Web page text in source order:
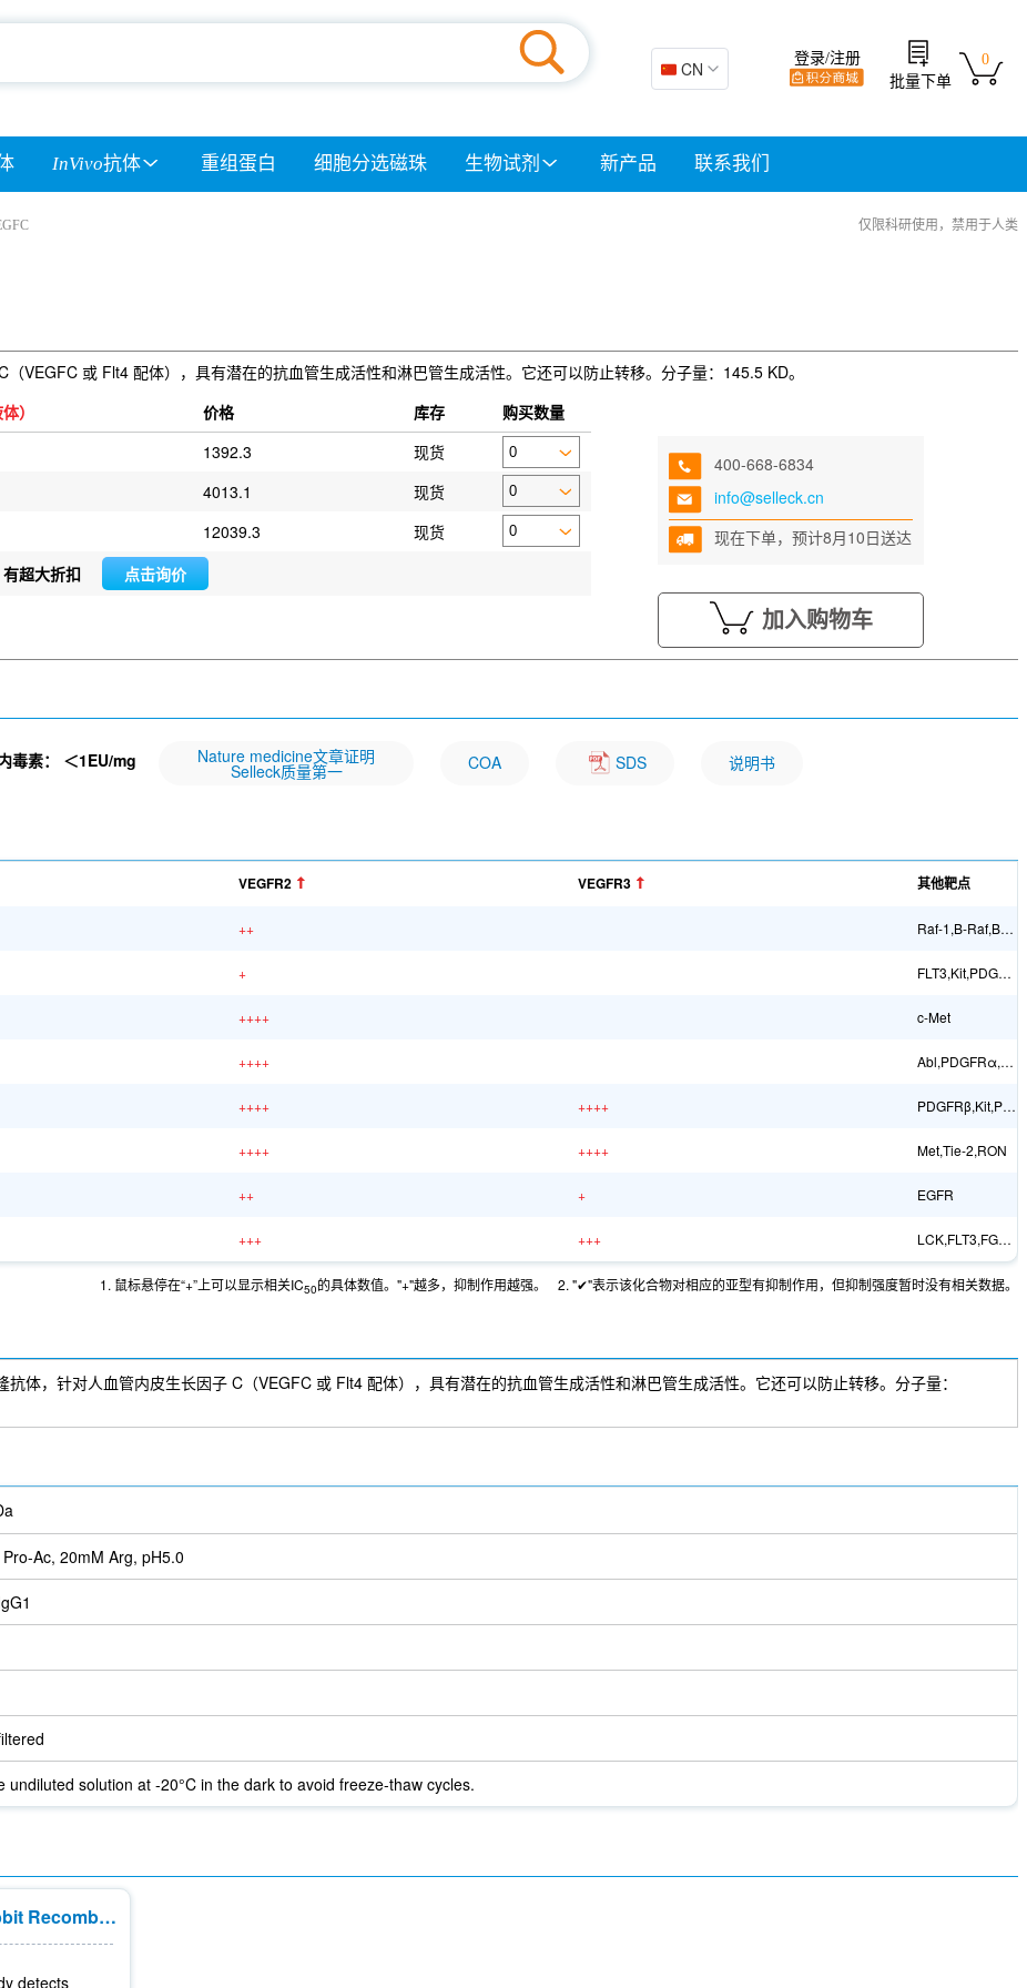
🇨🇳 CN
0
批量下单
登录/注册
InVivo抗体 重组蛋白 细胞分选磁珠 生物试剂 新产品 联系我们
仅限科研使用，禁用于人类
VEGFC 或 Flt4 配体），具有潜在的抗血管生成活性和淋巴管生成活性。它还可以防止转移。分子量：145.5 KD。
） 价格 库存
购买数量
1392.3
现货
4013.1
现货
12039.3
现货
有超大折扣 点击询价
400-668-6834
info@selleck.cn
现在下单，预计8月10日送达
加入购物车
毒素： ＜1EU/mg Nature medicine文章证明
Selleck质量第一 COA SDS 说明书
VEGFR2 VEGFR3 其他靶点
++ Raf-1,B-Raf,B-Raf (V599E)
+ FLT3,Kit,PDGFRβ
++++ c-Met
++++ Abl,PDGFRα,FGFR1
++++ ++++ PDGFRβ,Kit,PDGFRα
++++ ++++ Met,Tie-2,RON
++ + EGFR
+++ +++ LCK,FLT3,FGFR2
1. 鼠标悬停在“+”上可以显示相关IC50的具体数值。"+"越多，抑制作用越强。 2. "✔"表示该化合物对相应的亚型有抑制作用，但抑制强度暂时没有相关数据。
体，针对人血管内皮生长因子 C（VEGFC 或 Flt4 配体），具有潜在的抗血管生成活性和淋巴管生成活性。它还可以防止转移。分子量：
Ac, 20mM Arg, pH5.0
undiluted solution at -20°C in the dark to avoid freeze-thaw cycles.
MEK3/MEK6 Rabbit Recombinant mAb
detects